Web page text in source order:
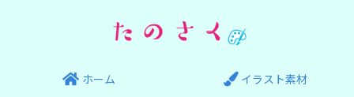
ホーム
イラスト素材